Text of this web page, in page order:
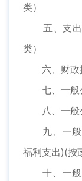
类）
五、支出
类）
六、财政
七、一般
八、一般
九、一般
福利支出)(按
十、一般